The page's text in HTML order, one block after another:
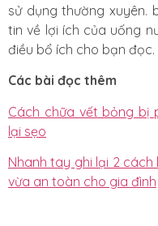
sử dụng thường xuyên.
tin về lợi ích của uống
điều bổ ích cho bạn đọc.
Các bài đọc thêm
Cách chữa vết bỏng bị
lại sẹo
Nhanh tay ghi lại 2
vừa an toàn cho gia đình